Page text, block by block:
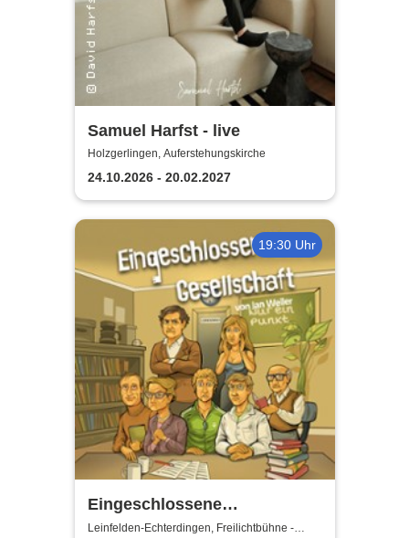
Samuel Harfst - live
Holzgerlingen, Auferstehungskirche
24.10.2026 - 20.02.2027
19:30 Uhr
Eingeschlossene
Gesellschaft - Theater unter
Leinfelden-Echterdingen, Freilichtbühne -